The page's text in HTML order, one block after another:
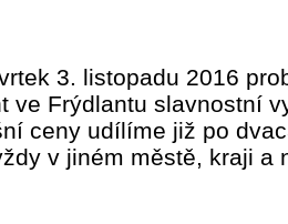
3. listopadu 2016
ve Frýdlantu slavnostní
ceny udílíme již po
v jiném městě, kraji a